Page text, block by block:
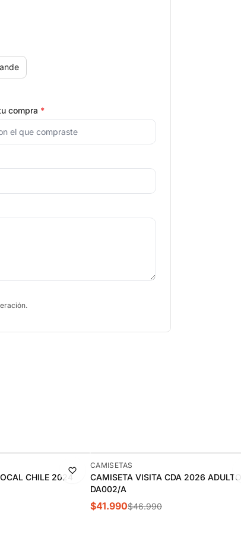
compra *
CHILE 2024
-11%
CAMISETAS
CAMISETA VISITA CDA 2026 ADULTO
DA002/A
$41.990$46.990